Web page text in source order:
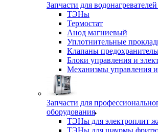
Запчасти для
ТЭНы
Термостат
Анод магниевый
Уплотнительные
Клапаны
Блоки управления и
Механизмы управления и
Запчасти для
оборудования
ТЭНы для электроплит
ТЭНы для